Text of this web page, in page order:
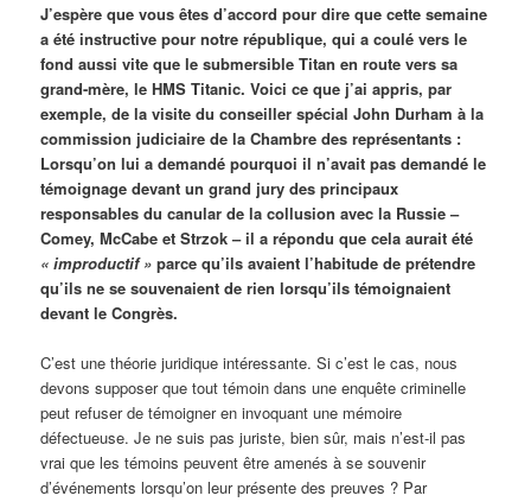
J’espère que vous êtes d’accord pour dire que cette semaine
a été instructive pour notre république, qui a coulé vers le
fond aussi vite que le submersible Titan en route vers sa
grand-mère, le HMS Titanic. Voici ce que j’ai appris, par
exemple, de la visite du conseiller spécial John Durham à la
commission judiciaire de la Chambre des représentants :
Lorsqu’on lui a demandé pourquoi il n’avait pas demandé le
témoignage devant un grand jury des principaux
responsables du canular de la collusion avec la Russie –
Comey, McCabe et Strzok – il a répondu que cela aurait été
« improductif » parce qu’ils avaient l’habitude de prétendre
qu’ils ne se souvenaient de rien lorsqu’ils témoignaient
devant le Congrès.
C’est une théorie juridique intéressante. Si c’est le cas, nous
devons supposer que tout témoin dans une enquête criminelle
peut refuser de témoigner en invoquant une mémoire
défectueuse. Je ne suis pas juriste, bien sûr, mais n’est-il pas
vrai que les témoins peuvent être amenés à se souvenir
d’événements lorsqu’on leur présente des preuves ? Par